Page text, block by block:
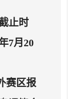
止时
7月20
赛区报